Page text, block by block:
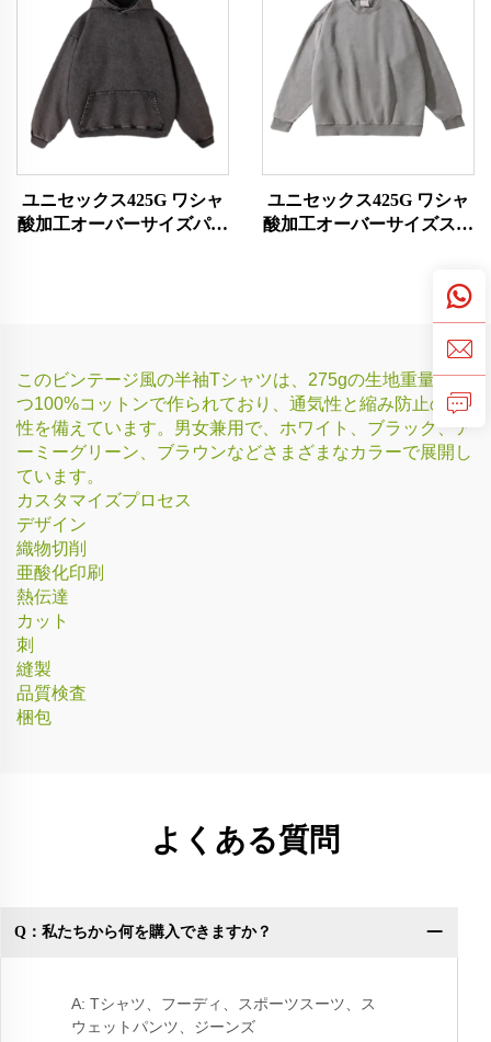
ユニセックス425G ワシャ
酸加工オーバーサイズパー
ユニセックス425G ワシャ
酸加工オーバーサイズスウ
このビンテージ風の半袖Tシャツは、275gの生地重量を持
つ100%コットンで作られており、通気性と縮み防止の特
性を備えています。男女兼用で、ホワイト、ブラック、ア
ーミーグリーン、ブラウンなどさまざまなカラーで展開し
ています。
カスタマイズプロセス
デザイン
織物切削
亜酸化印刷
熱伝達
カット
刺
縫製
品質検査
梱包
よくある質問
Q：私たちから何を購入できますか？
A: Tシャツ、フーディ、スポーツスーツ、ス
ウェットパンツ、ジーンズ